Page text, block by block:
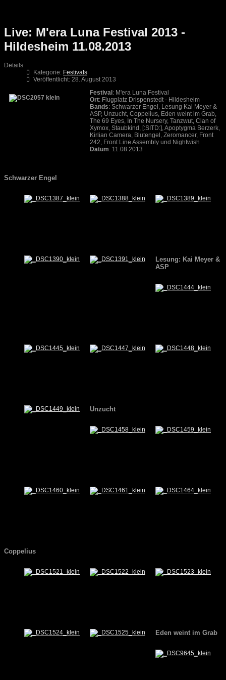
Live: M'era Luna Festival 2013 -
Hildesheim 11.08.2013
Details
Kategorie: Festivals
Veröffentlicht: 28. August 2013
Festival : M'era Luna Festival
Ort: Flugplatz Drispenstedt - Hildesheim
Bands: Schwarzer Engel, Lesung Kai Meyer &
ASP, Unzucht, Coppelius, Eden weint im Grab,
The 69 Eyes, In The Nursery, Tanzwut, Clan of
Xymox, Staubkind, [:SITD:], Apoptygma Berzerk,
Kirlian Camera, Blutengel, Zeromancer, Front
242, Front Line Assembly und Nightwish
Datum: 11.08.2013
Schwarzer Engel
Lesung: Kai Meyer &
ASP
Unzucht
Coppelius
Eden weint im Grab